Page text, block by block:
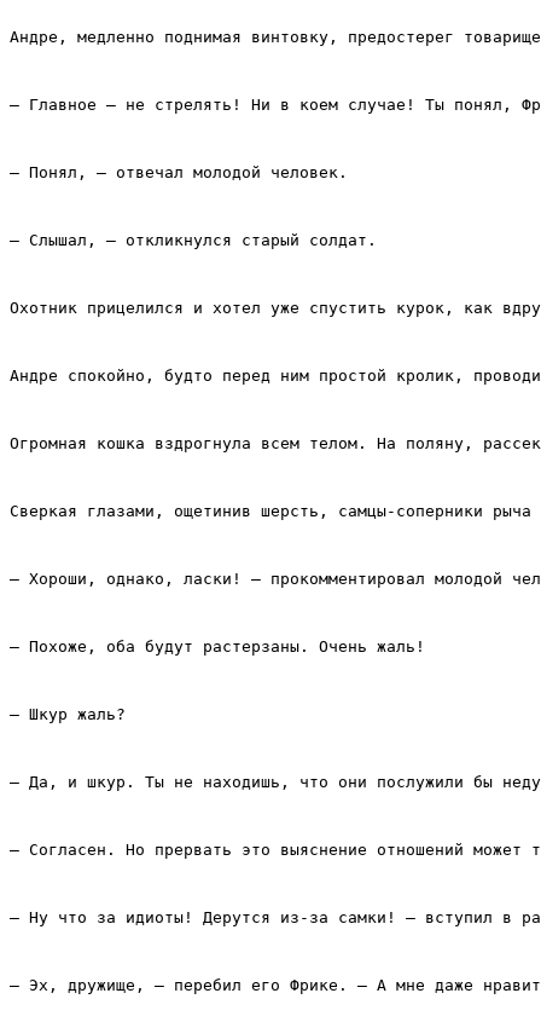
Андре, медленно поднимая винтовку, предостерег
– Главное – не стрелять! Ни в коем случае! Ты понял,
– Понял, – отвечал молодой человек.
– Слышал, – откликнулся старый солдат.
Охотник прицелился и хотел уже спустить курок, как
Андре спокойно, будто перед ним простой кролик,
Огромная кошка вздрогнула всем телом. На поляну,
Сверкая глазами, ощетинив шерсть, самцы‑соперники
– Хороши, однако, ласки! – прокомментировал молодой
– Похоже, оба будут растерзаны. Очень жаль!
– Шкур жаль?
– Да, и шкур. Ты не находишь, что они послужили бы
– Согласен. Но прервать это выяснение отношений может
– Ну что за идиоты! Дерутся из‑за самки! – вступил в
– Эх, дружище, – перебил его Фрике. – А мне даже